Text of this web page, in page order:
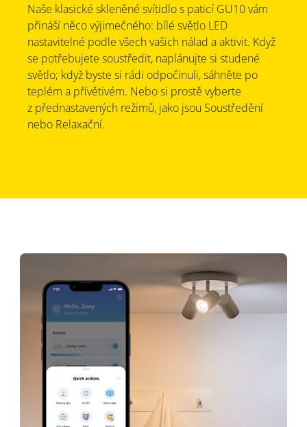
Naše klasické skleněné svítidlo s paticí GU10 vám
přináší něco výjimečného: bílé světlo LED
nastavitelné podle všech vašich nálad a aktivit. Když
se potřebujete soustředit, naplánujte si studené
světlo; když byste si rádi odpočinuli, sáhněte po
teplém a přívětivém. Nebo si prostě vyberte
z přednastavených režimů, jako jsou Soustředění
nebo Relaxační.